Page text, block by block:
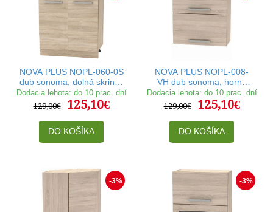
NOVA PLUS NOPL-060-0S
dub sonoma, dolná skrinka
v šírke 80 cm
Dodacia lehota: do 10 prac. dní
129,00€
125,10€
DO KOŠÍKA
NOVA PLUS NOPL-008-
VH dub sonoma, horná
výklopná skrinka v šírke 60
cm
Dodacia lehota: do 10 prac. dní
129,00€
125,10€
DO KOŠÍKA
-3% -3%